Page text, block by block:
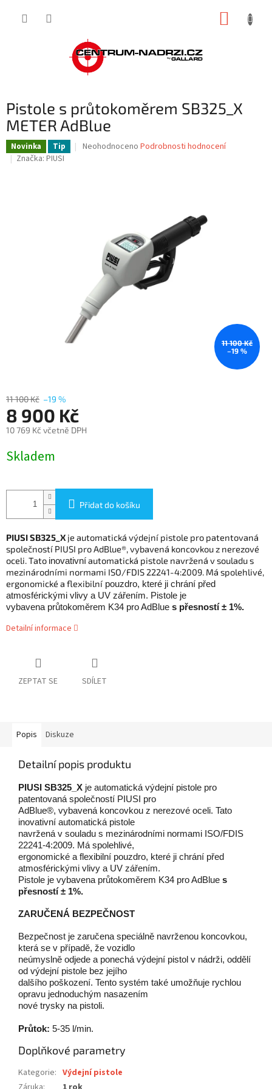
Pistole s průtokoměrem SB325_X
METER AdBlue
Novinka Tip
Průměrné
Neohodnoceno Podrobnosti hodnocení
Značka: PIUSI
11 100 Kč
–19 %
11 100 Kč –19 %
8 900 Kč
10 769 Kč včetně DPH
cena:
Skladem
Přidat do košíku
PIUSI SB325_X je automatická výdejní pistole pro patentovaná
společností PIUSI pro AdBlue®,vybavená koncovkou z nerezové
oceli. Tato inovativníautomatická pistole navržená v souladus
mezinárodními normami ISO/FDIS 22241-4:2009. Má spolehlivé,
ergonomické a flexibilní pouzdro, které ji chrání před
atmosférickými vlivy a UV zářením. Pistole je
vybavena průtokoměrem K34 pro AdBlue s přesností ± 1%.
Detailní informace
ZEPTAT SE SDÍLET
Popis Diskuze
Detailní popis produktu
PIUSI SB325_X je automatická výdejní pistole pro
patentovaná společností PIUSI pro
AdBlue®, vybavená koncovkou z nerezové oceli. Tato
inovativní automatická pistole
navržená v souladu s mezinárodními normami ISO/FDIS
22241-4:2009. Má spolehlivé,
ergonomické a flexibilní pouzdro, které ji chrání před
atmosférickými vlivy a UV zářením.
Pistole je vybavena průtokoměrem K34 pro AdBlue s
přesností ± 1%.
ZARUČENÁ BEZPEČNOST
Bezpečnost je zaručena speciálně navrženou koncovkou,
která se v případě, že vozidlo
neúmyslně odjede a ponechá výdejní pistol v nádrži, oddělí
od výdejní pistole bez jejího
dalšího poškození. Tento systém také umožňuje rychlou
opravu jednoduchým nasazením
nové trysky na pistoli.
Průtok: 5-35 l/min.
Doplňkové parametry
Kategorie: Výdejní pistole